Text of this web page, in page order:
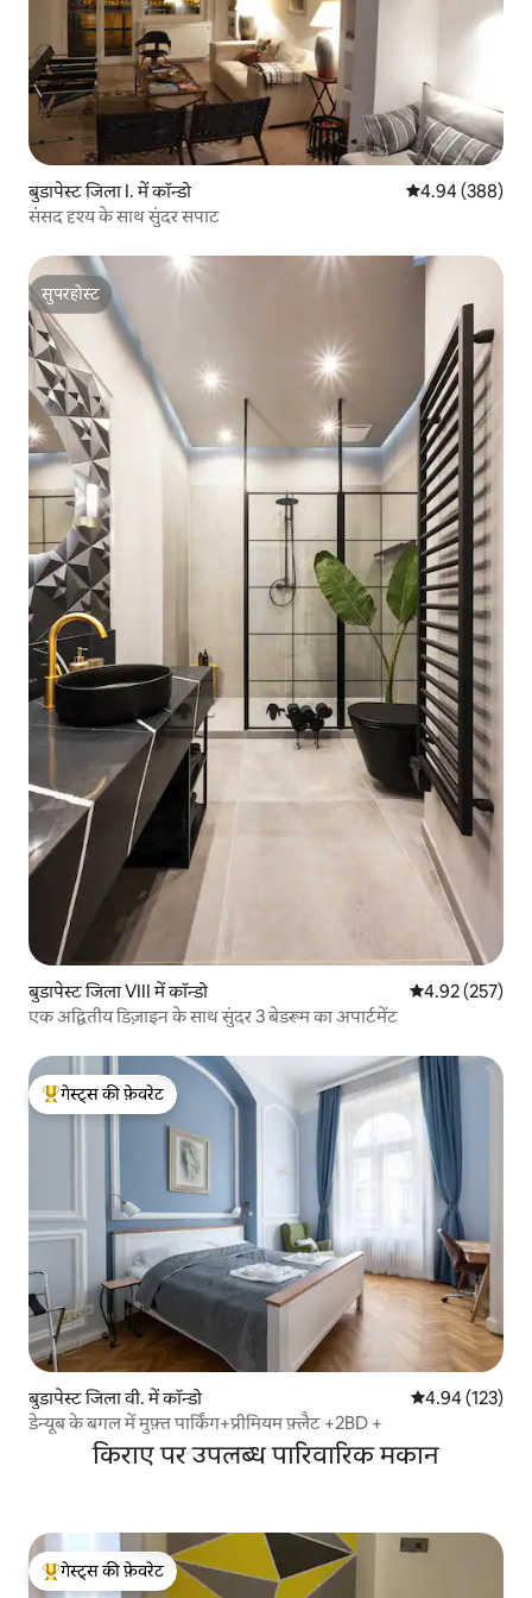
बुडापेस्ट जिला I. में कॉन्डो औसत रेटिंग 5 में से
4.94 (388)
संसद दृश्य के साथ सुंदर सपाट
सुपरहोस्ट
सुपरहोस्ट
बुडापेस्ट जिला VIII में कॉन्डो औसत रेटिंग 5 में से
4.92 (257)
एक अद्वितीय डिज़ाइन के साथ सुंदर 3 बेडरूम का अपार्टमेंट
गेस्ट्स का टॉप फ़ेवरेट
गेस्ट्स की फ़ेवरेट
बुडापेस्ट जिला वी. में कॉन्डो औसत रेटिंग 5 में से
4.94 (123)
डेन्यूब के बगल में मुफ़्त पार्किंग+प्रीमियम फ़्लैट +2BD +
किराए पर उपलब्ध पारिवारिक मकान
गेस्ट्स का टॉप फ़ेवरेट
गेस्ट्स की फ़ेवरेट